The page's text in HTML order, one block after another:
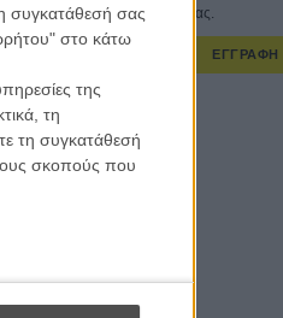
συγκατάθεσή σας
στο κάτω
της
τη
τη συγκατάθεσή
σκοπούς που
εβδομαδιαίο newsletter μας.
ΕΓΓΡΑΦΗ
λαμβάνω τα newsletter σας.